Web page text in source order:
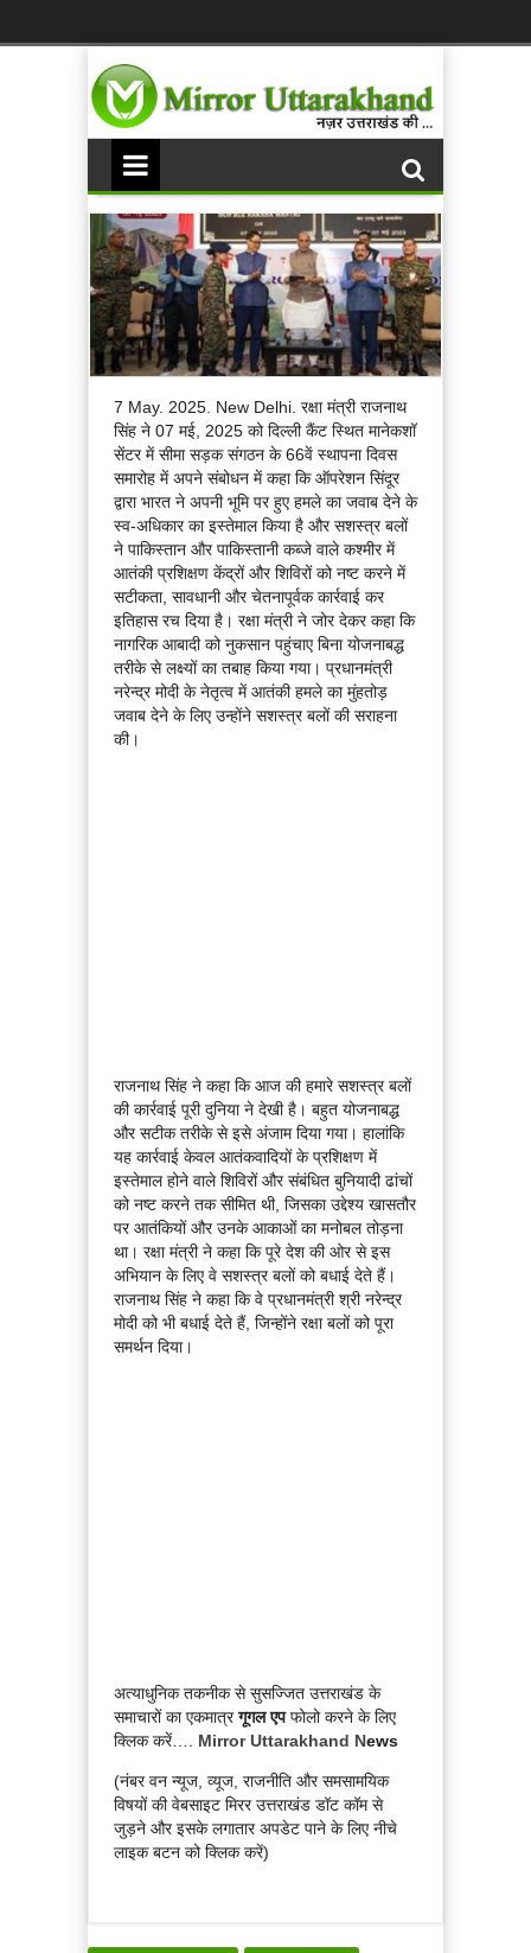
7 May. 2025. New Delhi. रक्षा मंत्री राजनाथ
सिंह ने 07 मई, 2025 को दिल्ली कैंट स्थित मानेकशॉ
सेंटर में सीमा सड़क संगठन के 66वें स्थापना दिवस
समारोह में अपने संबोधन में कहा कि ऑपरेशन सिंदूर
द्वारा भारत ने अपनी भूमि पर हुए हमले का जवाब देने के
स्व-अधिकार का इस्तेमाल किया है और सशस्त्र बलों
ने पाकिस्तान और पाकिस्तानी कब्जे वाले कश्मीर में
आतंकी प्रशिक्षण केंद्रों और शिविरों को नष्ट करने में
सटीकता, सावधानी और चेतनापूर्वक कार्रवाई कर
इतिहास रच दिया है। रक्षा मंत्री ने जोर देकर कहा कि
नागरिक आबादी को नुकसान पहुंचाए बिना योजनाबद्ध
तरीके से लक्ष्यों का तबाह किया गया। प्रधानमंत्री
नरेन्द्र मोदी के नेतृत्व में आतंकी हमले का मुंहतोड़
जवाब देने के लिए उन्होंने सशस्त्र बलों की सराहना
की।
राजनाथ सिंह ने कहा कि आज की हमारे सशस्त्र बलों
की कार्रवाई पूरी दुनिया ने देखी है। बहुत योजनाबद्ध
और सटीक तरीके से इसे अंजाम दिया गया। हालांकि
यह कार्रवाई केवल आतंकवादियों के प्रशिक्षण में
इस्तेमाल होने वाले शिविरों और संबंधित बुनियादी ढांचों
को नष्ट करने तक सीमित थी, जिसका उद्देश्य खासतौर
पर आतंकियों और उनके आकाओं का मनोबल तोड़ना
था। रक्षा मंत्री ने कहा कि पूरे देश की ओर से इस
अभियान के लिए वे सशस्त्र बलों को बधाई देते हैं।
राजनाथ सिंह ने कहा कि वे प्रधानमंत्री श्री नरेन्द्र
मोदी को भी बधाई देते हैं, जिन्होंने रक्षा बलों को पूरा
समर्थन दिया।
अत्याधुनिक तकनीक से सुसज्जित उत्तराखंड के
समाचारों का एकमात्रगूगल एपफोलो करने के लिए
क्लिक करें…. Mirror Uttarakhand News
(नंबर वन न्यूज, व्यूज, राजनीति और समसामयिक
विषयों की वेबसाइट मिरर उत्तराखंड डॉट कॉम से
जुड़ने और इसके लगातार अपडेट पाने के लिए नीचे
लाइक बटन को क्लिक करें)